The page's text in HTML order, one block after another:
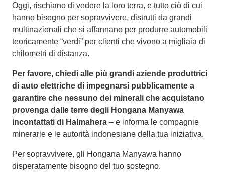
Oggi, rischiano di vedere la loro terra, e tutto ciò di cui
hanno bisogno per sopravvivere, distrutti da grandi
multinazionali che si affannano per produrre automobili
teoricamente “verdi” per clienti che vivono a migliaia di
chilometri di distanza.
Per favore, chiedi alle più grandi aziende produttrici
di auto elettriche di impegnarsi pubblicamente a
garantire che nessuno dei minerali che acquistano
provenga dalle terre degli Hongana Manyawa
incontattati di Halmahera – e informa le compagnie
minerarie e le autorità indonesiane della tua iniziativa.
Per sopravvivere, gli Hongana Manyawa hanno
disperatamente bisogno del tuo sostegno.